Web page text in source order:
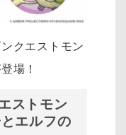
クエストモン
場！
ストモン
エルフの